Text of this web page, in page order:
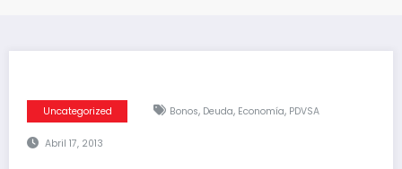
Uncategorized Bonos, Deuda, Economía, PDVSA
Abril 17, 2013